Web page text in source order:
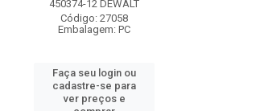
450374-12 DEWALT
Código: 27058
Embalagem: PC
Faça seu login ou
cadastre-se para
ver preços e